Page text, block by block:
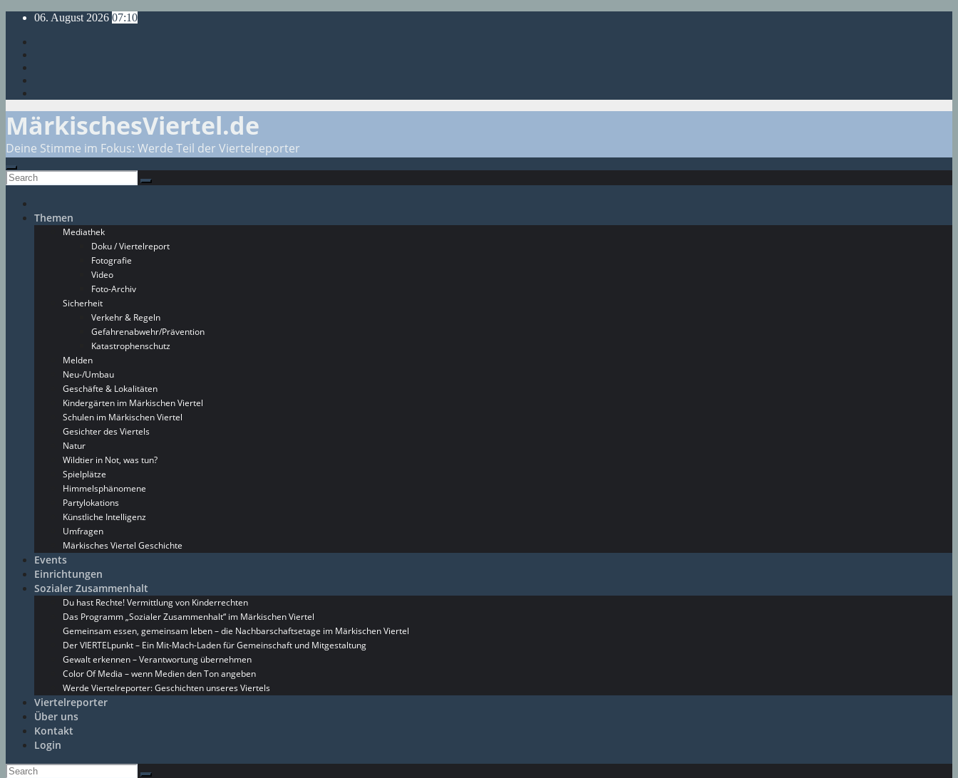
Skip
content
06. August 2026 07:10
MärkischesViertel.de
Deine Stimme im Fokus: Werde Teil der Viertelreporter
Themen
Mediathek
Doku / Viertelreport
Fotografie
Video
Foto-Archiv
Sicherheit
Verkehr & Regeln
Gefahrenabwehr/Prävention
Katastrophenschutz
Melden
Neu-/Umbau
Geschäfte & Lokalitäten
Kindergärten im Märkischen Viertel
Schulen im Märkischen Viertel
Gesichter des Viertels
Natur
Wildtier in Not, was tun?
Spielplätze
Himmelsphänomene
Partylokations
Künstliche Intelligenz
Umfragen
Märkisches Viertel Geschichte
Events
Einrichtungen
Sozialer Zusammenhalt
Du hast Rechte! Vermittlung von Kinderrechten
Das Programm „Sozialer Zusammenhalt“ im Märkischen Viertel
Gemeinsam essen, gemeinsam leben – die Nachbarschaftsetage im Märkischen Viertel
Der VIERTELpunkt – Ein Mit-Mach-Laden für Gemeinschaft und Mitgestaltung
Gewalt erkennen – Verantwortung übernehmen
Color Of Media – wenn Medien den Ton angeben
Werde Viertelreporter: Geschichten unseres Viertels
Viertelreporter
Über uns
Kontakt
Login